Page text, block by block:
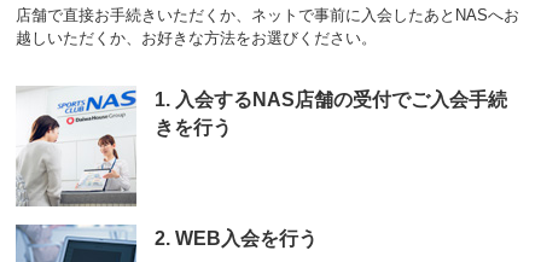
店舗で直接お手続きいただくか、ネットで事前に入会したあとNASへお
越しいただくか、お好きな方法をお選びください。
1. 入会するNAS店舗の受付でご入会手続
きを行う
2. WEB入会を行う